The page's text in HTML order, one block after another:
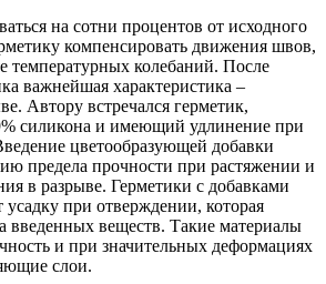
на сотни процентов от исходного
компенсировать движения швов,
температурных колебаний. После
важнейшая характеристика –
Автору встречался герметик,
силикона и имеющий удлинение при
цветообразующей добавки
предела прочности при растяжении и
в разрыве. Герметики с добавками
при отверждении, которая
введенных веществ. Такие материалы
и при значительных деформациях
слои.